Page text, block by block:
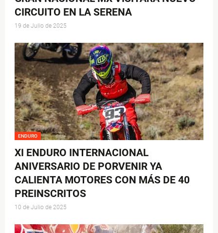
CIRCUITO EN LA SERENA
19 de Julio de 2025
ENDURO
XI ENDURO INTERNACIONAL
ANIVERSARIO DE PORVENIR YA
CALIENTA MOTORES CON MÁS DE 40
PREINSCRITOS
10 de Julio de 2025